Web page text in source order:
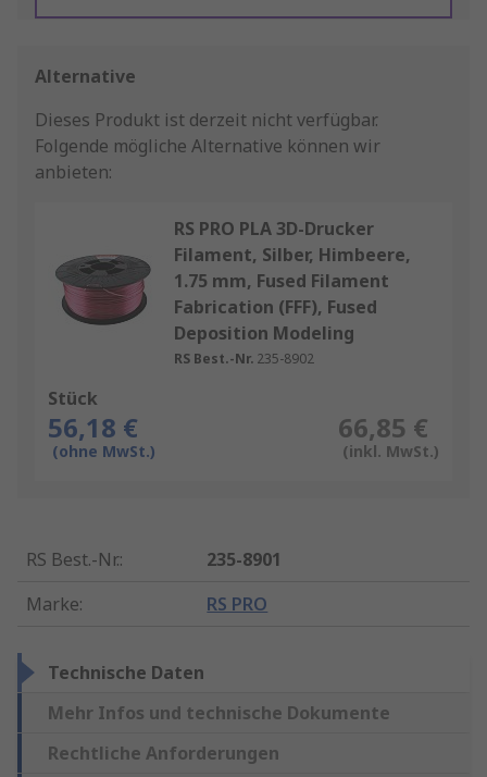
Alternative
Dieses Produkt ist derzeit nicht verfügbar.
Folgende mögliche Alternative können wir
anbieten:
RS PRO PLA 3D-Drucker
Filament, Silber, Himbeere,
1.75 mm, Fused Filament
Fabrication (FFF), Fused
Deposition Modeling
RS Best.-Nr. 235-8902
Stück
56,18 €
(ohne MwSt.)
66,85 €
(inkl. MwSt.)
RS Best.-Nr.:
235-8901
Marke: RS PRO
Technische Daten
Mehr Infos und technische Dokumente
Rechtliche Anforderungen